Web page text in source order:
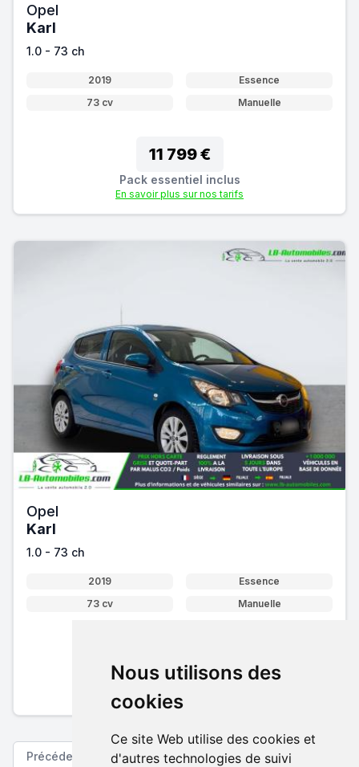
Nous utilisons des
cookies
Ce site Web utilise des cookies et
d'autres technologies de suivi
Opel
Karl
1.0 - 73 ch
2019
Essence
73 cv
Manuelle
11 799 €
Pack essentiel inclus
En savoir plus sur nos tarifs
Opel
Karl
1.0 - 73 ch
2019
Essence
73 cv
Manuelle
Pack essentiel inclus
En savoir plus sur nos tarifs
Précédent Suivant